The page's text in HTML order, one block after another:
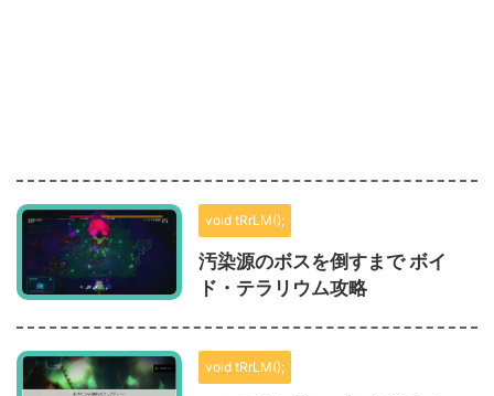
void tRrLM();
汚染源のボスを倒すまで ボイ
ド・テラリウム攻略
void tRrLM();